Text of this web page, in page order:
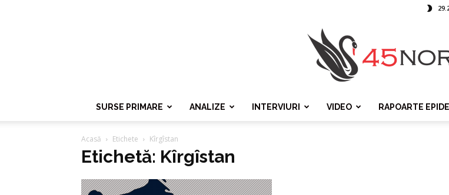
SURSE PRIMARE ANALIZE INTERVIURI VIDEO RAPOARTE
Acasă Etichete Kîrgîstan
Etichetă: Kîrgîstan